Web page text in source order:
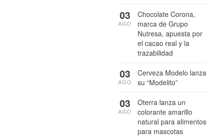
Chocolate Corona,
marca de Grupo
Nutresa, apuesta por
el cacao real y la
trazabilidad
03
AGO
Cerveza Modelo lanza
su “Modelito”
03
AGO
Oterra lanza un
colorante amarillo
natural para alimentos
para mascotas
03
AGO